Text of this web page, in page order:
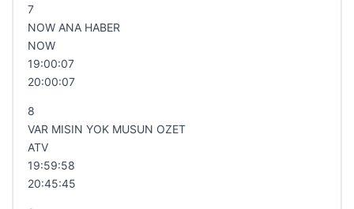
7
NOW ANA HABER
NOW
19:00:07
20:00:07
8
VAR MISIN YOK MUSUN OZET
ATV
19:59:58
20:45:45